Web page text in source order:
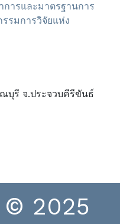
การและมาตรฐานการ
รมการวิจัยแห่ง
บุรี จ.ประจวบคีรีขันธ์
© 2025